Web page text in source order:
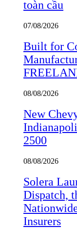
toàn cầu
07/08/2026
Built for
08/08/2026
New
2500
08/08/2026
Solera
Dispatch,
Insurers